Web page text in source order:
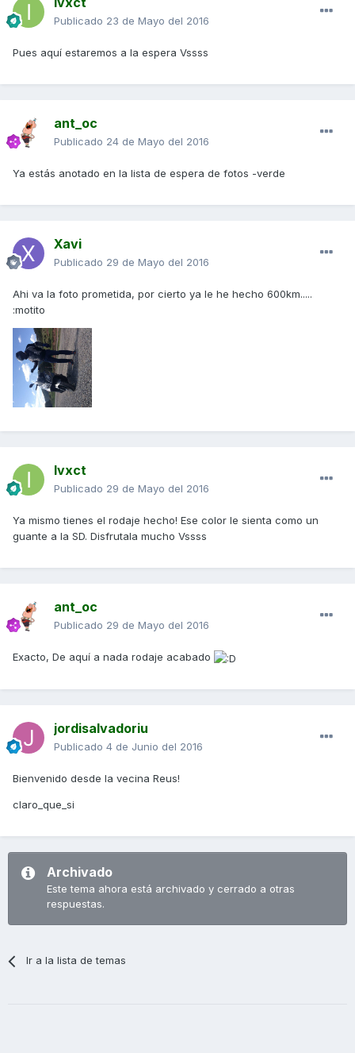
Publicado 23 de Mayo del 2016
Pues aquí estaremos a la espera Vssss
ant_oc
Publicado 24 de Mayo del 2016
Ya estás anotado en la lista de espera de fotos -verde
Xavi
Publicado 29 de Mayo del 2016
Ahi va la foto prometida, por cierto ya le he hecho 600km.....
:motito
Ivxct
Publicado 29 de Mayo del 2016
Ya mismo tienes el rodaje hecho! Ese color le sienta como un
guante a la SD. Disfrutala mucho Vssss
ant_oc
Publicado 29 de Mayo del 2016
Exacto, De aquí a nada rodaje acabado
jordisalvadoriu
Publicado 4 de Junio del 2016
Bienvenido desde la vecina Reus!
claro_que_si
Archivado
Este tema ahora está archivado y cerrado a otras
respuestas.
Ir a la lista de temas